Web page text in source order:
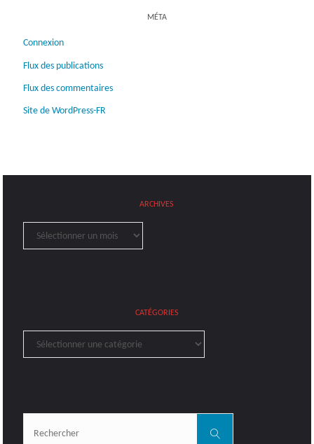
MÉTA
Connexion
Flux des publications
Flux des commentaires
Site de WordPress-FR
ARCHIVES
Archives
CATÉGORIES
Catégories
Rechercher